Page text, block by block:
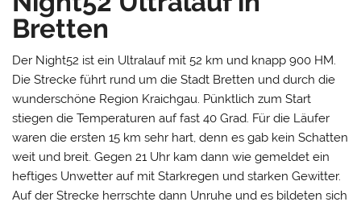
Bretten
Der Night52 ist ein Ultralauf mit 52 km und knapp 900 HM.
Die Strecke führt rund um die Stadt Bretten und durch die
wunderschöne Region Kraichgau. Pünktlich zum Start
stiegen die Temperaturen auf fast 40 Grad. Für die Läufer
waren die ersten 15 km sehr hart, denn es gab kein Schatten
weit und breit. Gegen 21 Uhr kam dann wie gemeldet ein
heftiges Unwetter auf mit Starkregen und starken Gewitter.
Auf der Strecke herrschte dann Unruhe und es bildeten sich